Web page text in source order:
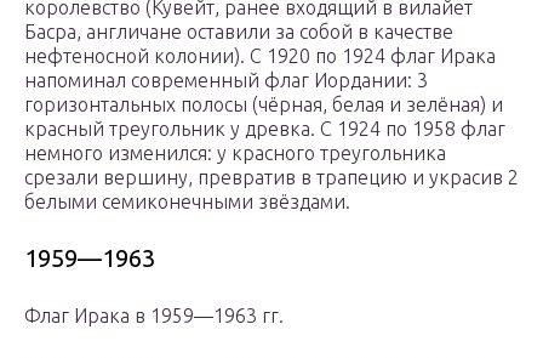
королевство (Кувейт, ранее входящий в вилайет
Басра, англичане оставили за собой в качестве
нефтеносной колонии). С 1920 по 1924 флаг Ирака
напоминал современный флаг Иордании: 3
горизонтальных полосы (чёрная, белая и зелёная) и
красный треугольник у древка. С 1924 по 1958 флаг
немного изменился: у красного треугольника
срезали вершину, превратив в трапецию и украсив 2
белыми семиконечными звёздами.
1959—1963
Флаг Ирака в 1959—1963 гг.